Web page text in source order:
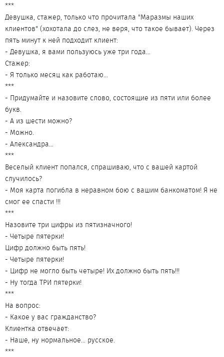
***
Девушка, стажер, только что прочитала "Маразмы наших
клиентов" (хохотала до слез, не веря, что такое бывает). Через
пять минут к ней подходит клиент:
- Девушка, я вами пользуюсь уже три года...
Стажер:
- Я только месяц как работаю...
***
- Придумайте и назовите слово, состоящие из пяти или более
букв.
- А из шести можно?
- Можно.
- Александра...
***
Веселый клиент попался, спрашиваю, что с вашей картой
случилось?
- Моя карта погибла в неравном бою с вашим банкоматом! Я не
смог ее спасти !!!
***
Назовите три цифры из пятизначного!
- Четыре пятерки!
Цифр должно быть пять!
- Четыре пятерки!
- Цифр не могло быть четыре! Их должно быть пять!!!
- Ну тогда ТРИ пятерки!
***
На вопрос:
- Какое у вас гражданство?
Клиентка отвечает:
- Наше, ну нормальное... русское.
***